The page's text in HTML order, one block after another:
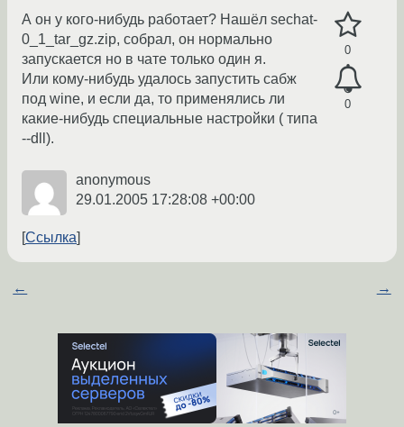
0
0
А он у кого-нибудь работает? Нашёл sechat-
0_1_tar_gz.zip, собрал, он нормально
запускается но в чате только один я.
Или кому-нибудь удалось запустить сабж
под wine, и если да, то применялись ли
какие-нибудь специальные настройки ( типа
--dll).
anonymous
29.01.2005 17:28:08 +00:00
Ссылка
← →